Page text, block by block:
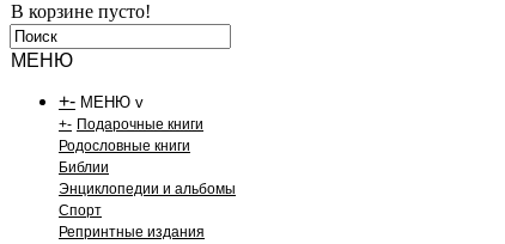
В корзине пусто!
МЕНЮ
+- МЕНЮ v
+- Подарочные книги
Родословные книги
Библии
Энциклопедии и альбомы
Спорт
Репринтные издания